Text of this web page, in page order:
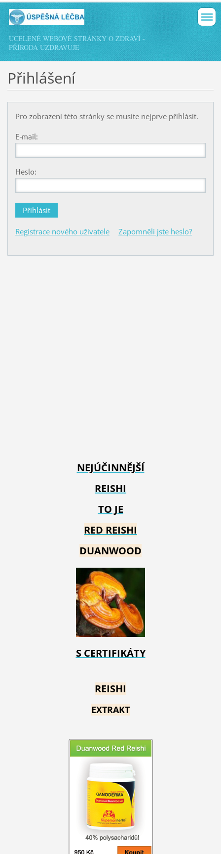
UCELENÉ WEBOVÉ STRÁNKY O ZDRAVÍ -
PŘÍRODA UZDRAVUJE
Přihlášení
Pro zobrazení této stránky se musíte nejprve přihlásit.
E-mail:
Heslo:
Registrace nového uživatele Zapomněli jste heslo?
NEJÚČINNĚJŠÍ
REISHI
TO JE
RED REISHI
DUANWOOD
S CERTIFIKÁTY
REISHI
EXTRAKT